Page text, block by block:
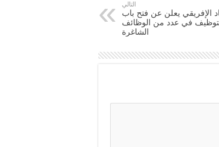
التالي
الإفريقي يعلن عن فتح باب
في عدد من الوظائف
الشاغرة